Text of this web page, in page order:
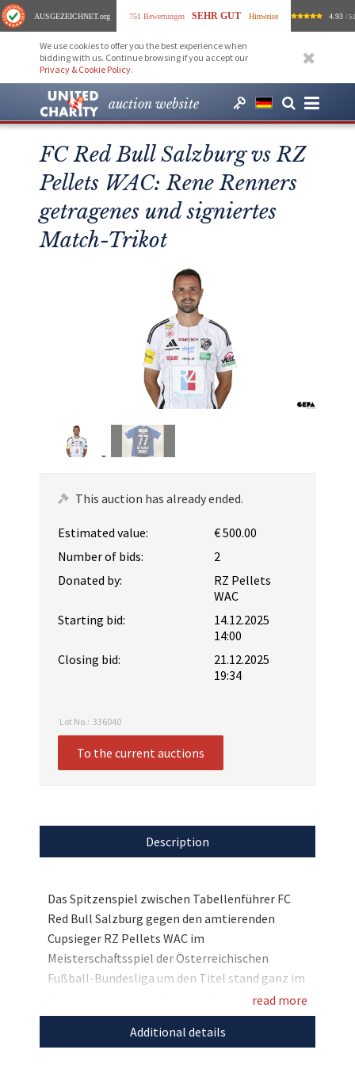
AUSGEZEICHNET.org 751 Bewertungen SEHR GUT Hinweise 4.93 /
We use cookies to offer you the best experience when
bidding with us. Continue browsing if you accept our
Privacy & Cookie Policy.
auction website
FC Red Bull Salzburg vs RZ
Pellets WAC: Rene Renners
getragenes und signiertes
Match-Trikot
This auction has already ended.
Estimated value:
€ 500.00
Number of bids:
2
Donated by:
RZ Pellets
WAC
Starting bid:
14.12.2025
14:00
Closing bid:
21.12.2025
19:34
Lot No.: 336040
To the current auctions
Description
Das Spitzenspiel zwischen Tabellenführer FC
Red Bull Salzburg gegen den amtierenden
Cupsieger RZ Pellets WAC im
Meisterschaftsspiel der Österreichischen
Fußball-Bundesliga um den Titel stand ganz im
Zeichen des österreichischen Nachwuchs- und
Behindertensports. Die beiden Spitzenclubs
machen für den guten Zweck gemeinsame
read more
Additional details